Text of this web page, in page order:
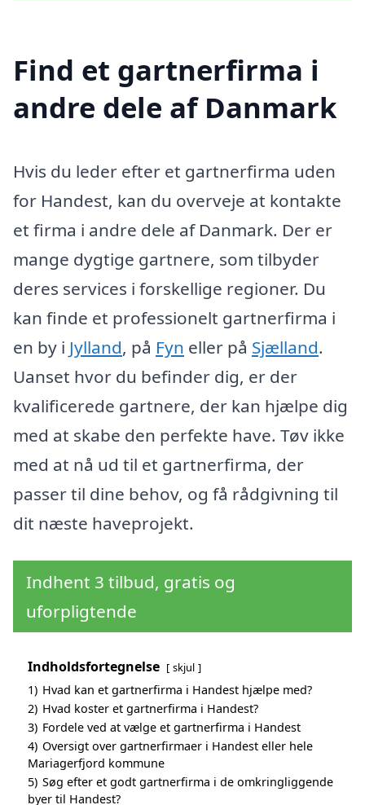
Find et gartnerfirma i
andre dele af Danmark
Hvis du leder efter et gartnerfirma uden
for Handest, kan du overveje at kontakte
et firma i andre dele af Danmark. Der er
mange dygtige gartnere, som tilbyder
deres services i forskellige regioner. Du
kan finde et professionelt gartnerfirma i
en by i Jylland, på Fyn eller på Sjælland.
Uanset hvor du befinder dig, er der
kvalificerede gartnere, der kan hjælpe dig
med at skabe den perfekte have. Tøv ikke
med at nå ud til et gartnerfirma, der
passer til dine behov, og få rådgivning til
dit næste haveprojekt.
Indhent 3 tilbud, gratis og
uforpligtende
Indholdsfortegnelse skjul
1) Hvad kan et gartnerfirma i Handest hjælpe med?
2) Hvad koster et gartnerfirma i Handest?
3) Fordele ved at vælge et gartnerfirma i Handest
4) Oversigt over gartnerfirmaer i Handest eller hele
Mariagerfjord kommune
5) Søg efter et godt gartnerfirma i de omkringliggende
byer til Handest?